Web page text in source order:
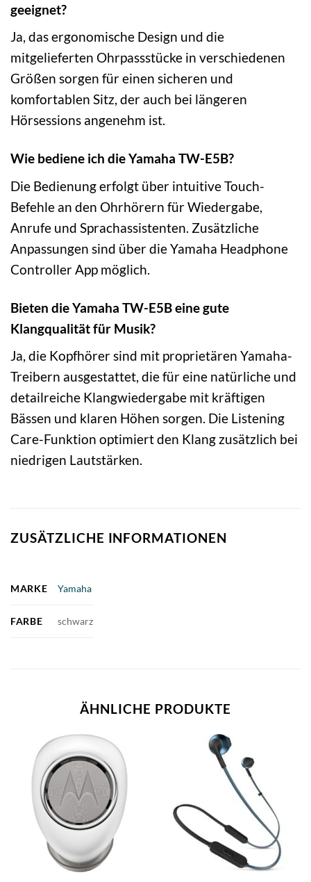
geeignet?
Ja, das ergonomische Design und die
mitgelieferten Ohrpassstücke in verschiedenen
Größen sorgen für einen sicheren und
komfortablen Sitz, der auch bei längeren
Hörsessions angenehm ist.
Wie bediene ich die Yamaha TW-E5B?
Die Bedienung erfolgt über intuitive Touch-
Befehle an den Ohrhörern für Wiedergabe,
Anrufe und Sprachassistenten. Zusätzliche
Anpassungen sind über die Yamaha Headphone
Controller App möglich.
Bieten die Yamaha TW-E5B eine gute
Klangqualität für Musik?
Ja, die Kopfhörer sind mit proprietären Yamaha-
Treibern ausgestattet, die für eine natürliche und
detailreiche Klangwiedergabe mit kräftigen
Bässen und klaren Höhen sorgen. Die Listening
Care-Funktion optimiert den Klang zusätzlich bei
niedrigen Lautstärken.
ZUSÄTZLICHE INFORMATIONEN
MARKE Yamaha
FARBE schwarz
ÄHNLICHE PRODUKTE